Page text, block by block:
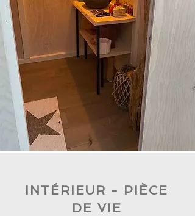
INTÉRIEUR - PIÈCE
DE VIE